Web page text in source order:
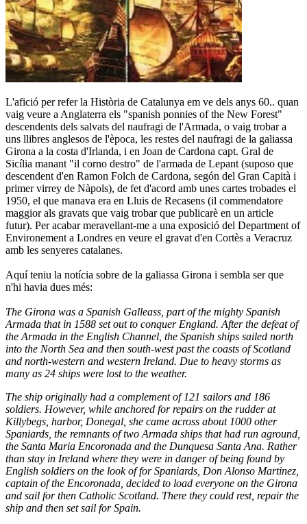
L'afició per refer la Història de Catalunya em ve dels anys 60.. quan
vaig veure a Anglaterra els "spanish ponnies of the New Forest"
descendents dels salvats del naufragi de l'Armada, o vaig trobar a
uns llibres anglesos de l'època, les restes del naufragi de la galiassa
Girona a la costa d'Irlanda, i en Joan de Cardona capt. Gral de
Sicília manant "il corno destro" de l'armada de Lepant (suposo que
descendent d'en Ramon Folch de Cardona, segón del Gran Capità i
primer virrey de Nàpols), de fet d'acord amb unes cartes trobades el
1950, el que manava era en Lluis de Recasens (il commendatore
maggior als gravats que vaig trobar que publicarè en un article
futur). Per acabar meravellant-me a una exposició del Department of
Environement a Londres en veure el gravat d'en Cortès a Veracruz
amb les senyeres catalanes.
Aquí teniu la notícia sobre de la galiassa Girona i sembla ser que
n'hi havia dues més:
The Girona was a Spanish Galleass, part of the mighty Spanish
Armada that in 1588 set out to conquer England. After the defeat of
the Armada in the English Channel, the Spanish ships sailed north
into the North Sea and then south-west past the coasts of Scotland
and north-western and western Ireland. Due to heavy storms as
many as 24 ships were lost to the weather.
The ship originally had a complement of 121 sailors and 186
soldiers. However, while anchored for repairs on the rudder at
Killybegs, harbor, Donegal, she came across about 1000 other
Spaniards, the remnants of two Armada ships that had run aground,
the Santa Maria Encoronada and the Dunquesa Santa Ana. Rather
than stay in Ireland where they were in danger of being found by
English soldiers on the look of for Spaniards, Don Alonso Martinez,
captain of the Encoronada, decided to load everyone on the Girona
and sail for then Catholic Scotland. There they could rest, repair the
ship and then set sail for Spain.